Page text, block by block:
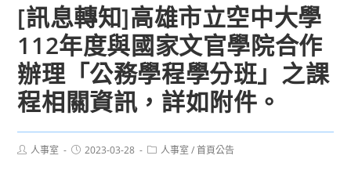
[訊息轉知]高雄市立空中大學
112年度與國家文官學院合作
辦理「公務學程學分班」之課
程相關資訊，詳如附件。
Post人事室
Post2023-03-28
Post人事室 / 首頁公告